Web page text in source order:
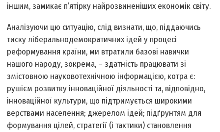
іншим, замикає п’ятірку найрозвиненіших економік світу.
Аналізуючи цю ситуацію, слід визнати, що, піддаючись
тиску ліберально­демократичних ідей у процесі
реформування країни, ми втратили базові навички
нашого народу, зокрема, – здатність працювати зі
змістовною науково­технічною інформацією, котра є:
рушієм розвитку інноваційної діяльності та, відповідно,
інноваційної культури, що підтримується широкими
верствами населення; джерелом ідей; підґрунтям для
формування цілей, стратегії (і тактики) становлення